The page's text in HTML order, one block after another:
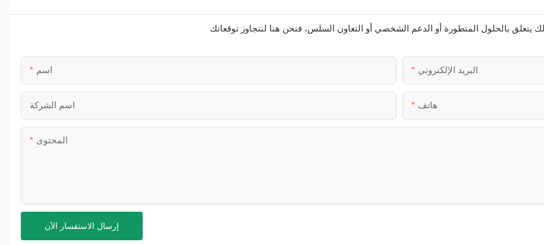
اسم البريد الإلكتروني
اسم الشركة هاتف
المحتوى
إرسال الاستفسار الآن